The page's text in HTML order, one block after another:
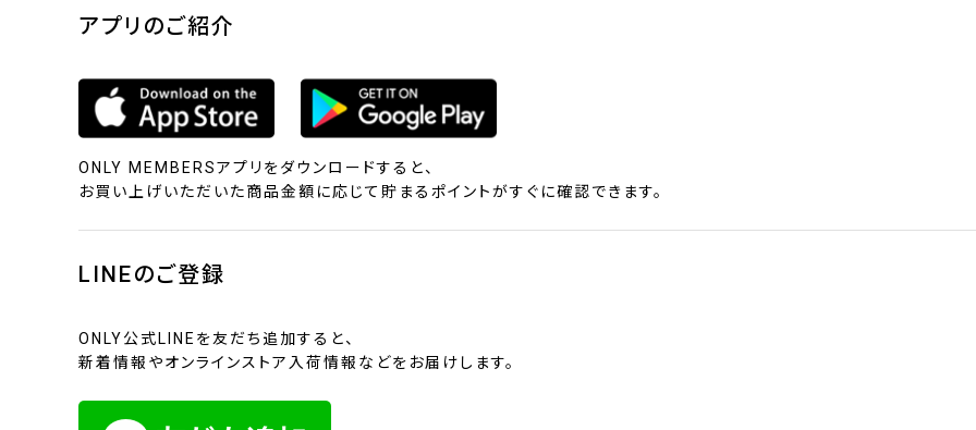
アプリのご紹介
ONLY MEMBERSアプリをダウンロードすると、
お買い上げいただいた商品金額に応じて貯まるポイントがすぐに確認できます。
LINEのご登録
ONLY公式LINEを友だち追加すると、
新着情報やオンラインストア入荷情報などをお届けします。